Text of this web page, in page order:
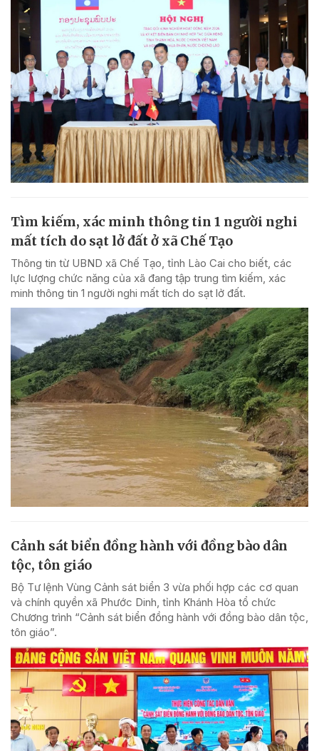
Tìm kiếm, xác minh thông tin 1 người nghi
mất tích do sạt lở đất ở xã Chế Tạo
Thông tin từ UBND xã Chế Tạo, tỉnh Lào Cai cho biết, các
lực lượng chức năng của xã đang tập trung tìm kiếm, xác
minh thông tin 1 người nghi mất tích do sạt lở đất.
Cảnh sát biển đồng hành với đồng bào dân
tộc, tôn giáo
Bộ Tư lệnh Vùng Cảnh sát biển 3 vừa phối hợp các cơ quan
và chính quyền xã Phước Dinh, tỉnh Khánh Hòa tổ chức
Chương trình “Cảnh sát biển đồng hành với đồng bào dân tộc,
tôn giáo”.